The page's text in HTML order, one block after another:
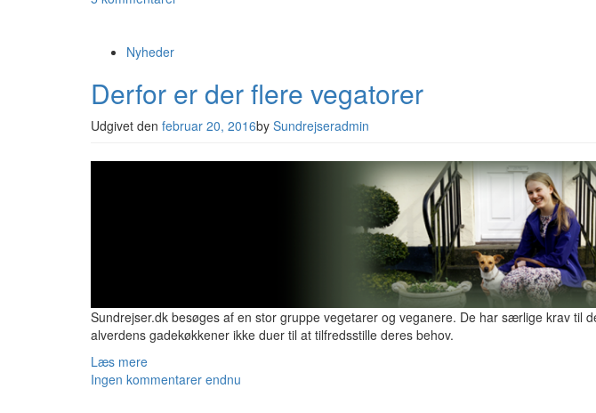
Nyheder
Derfor er der flere vegatorer
Udgivet den februar 20, 2016by Sundrejseradmin
Sundrejser.dk besøges af en stor gruppe vegetarer og veganere. De har særlige krav til
alverdens gadekøkkener ikke duer til at tilfredsstille deres behov.
Læs mere
Ingen kommentarer endnu